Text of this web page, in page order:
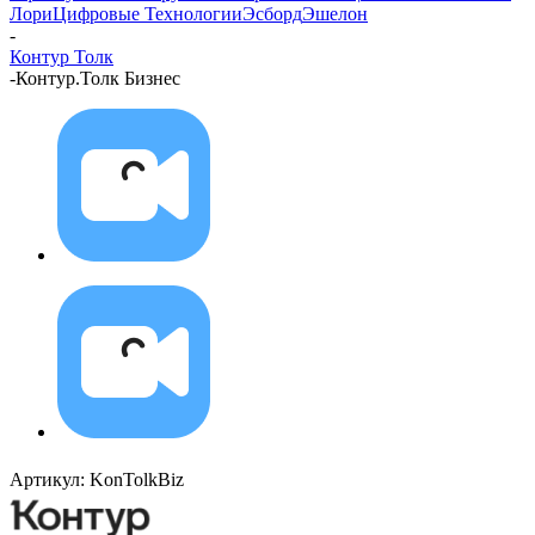
ЛориЦифровые ТехнологииЭсбордЭшелон
-
Контур Толк
-Контур.Толк Бизнес
Артикул: KonTolkBiz